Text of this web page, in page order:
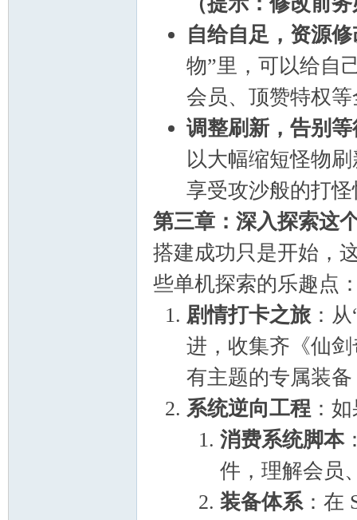
自给自足，资源修
物”里，可以给自
会员、顶赞特权
调整刷新，告别等
以大幅缩短怪物
享受攻沙般的打
第三章：深入探索这
搭建成功只是开始，
些单机探索的乐趣点
剧情打卡之旅 ：
进，收集齐《仙
有主题的专属装
系统逆向工程 ：
消费系统脚本
件，理解会员
装备体系：在